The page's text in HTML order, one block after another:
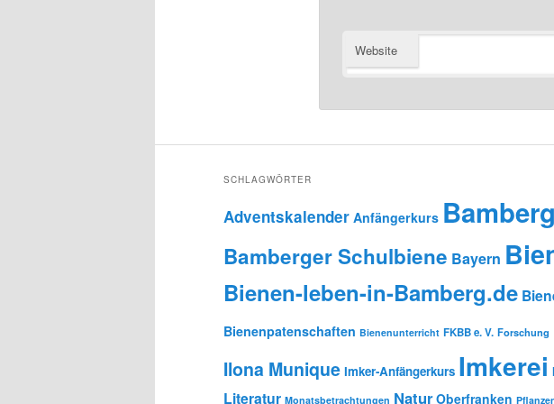
Website
SCHLAGWÖRTER
Adventskalender Anfängerkurs Bamberg
Bamberger Schulbiene Bayern
Bienen-leben-in-Bamberg.de
Bienenpatenschaften Bienenunterricht FKBB e. V. Forschung
Ilona Munique Imker-Anfängerkurs Imkerei
Literatur Monatsbetrachtungen Natur Oberfranken